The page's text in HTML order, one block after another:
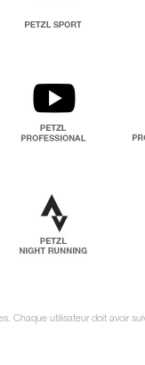
Chaque utilisateur doit avoir